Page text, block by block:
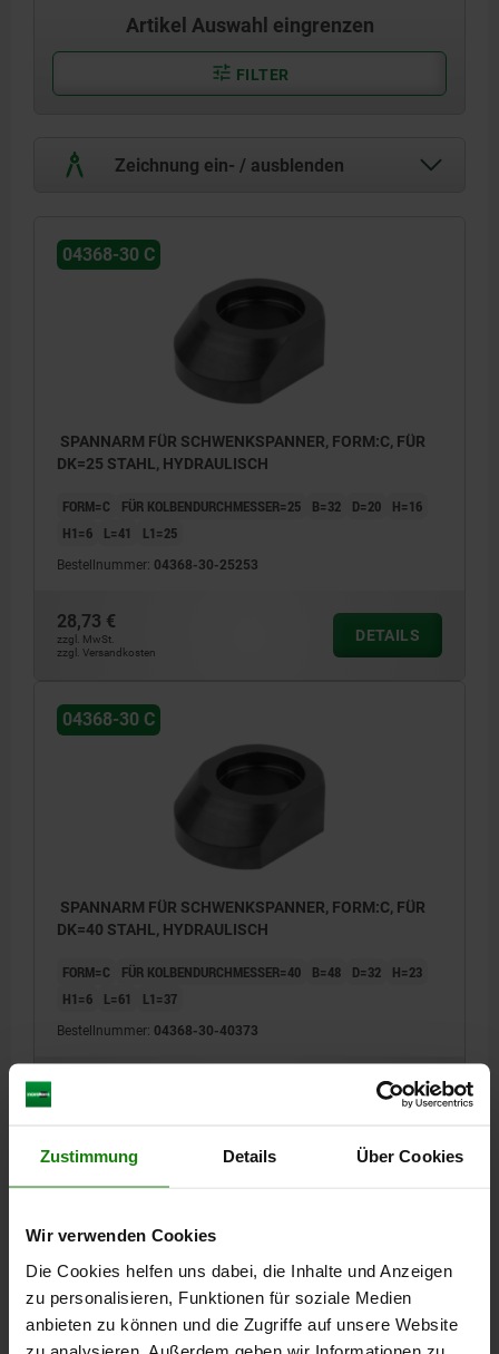
Zustimmung Details Über Cookies
Wir verwenden Cookies
Die Cookies helfen uns dabei, die Inhalte und Anzeigen
zu personalisieren, Funktionen für soziale Medien
anbieten zu können und die Zugriffe auf unsere Website
zu analysieren. Außerdem geben wir Informationen zu
Artikel Auswahl eingrenzen
FILTER
Zeichnung ein- / ausblenden
04368-30 C
SPANNARM FÜR SCHWENKSPANNER, FORM:C, FÜR
DK=25 STAHL, HYDRAULISCH
FORM=C FÜR KOLBENDURCHMESSER=25 B=32 D=20
H=16
H1=6
L=41 L1=25
Bestellnummer: 04368-30-25253
28,73 €
zzgl. MwSt.
zzgl. Versandkosten
DETAILS
04368-30 C
SPANNARM FÜR SCHWENKSPANNER, FORM:C, FÜR
DK=40 STAHL, HYDRAULISCH
FORM=C FÜR KOLBENDURCHMESSER=40 B=48 D=32
H=23
H1=6
L=61 L1=37
Bestellnummer: 04368-30-40373
DETAILS
CAD
DOWNLOADS